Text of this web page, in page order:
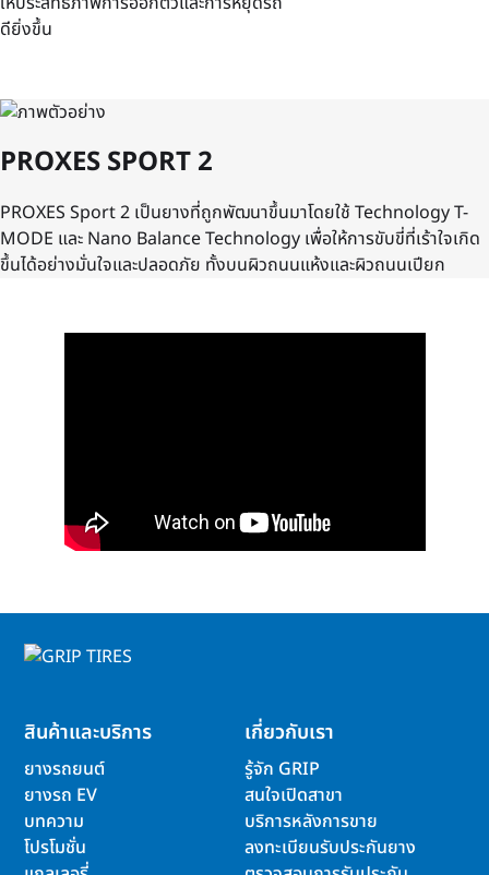
ดียิ่งขึ้น
PROXES SPORT 2
PROXES Sport 2 เป็นยางที่ถูกพัฒนาขึ้นมาโดยใช้ Technology T-
MODE และ Nano Balance Technology เพื่อให้การขับขี่ที่เร้าใจเกิด
ขึ้นได้อย่างมั่นใจและปลอดภัย ทั้งบนผิวถนนแห้งและผิวถนนเปียก
สินค้าและบริการ
ยางรถยนต์
ยางรถ EV
บทความ
โปรโมชั่น
เกี่ยวกับเรา
รู้จัก GRIP
สนใจเปิดสาขา
บริการหลังการขาย
ลงทะเบียนรับประกันยาง